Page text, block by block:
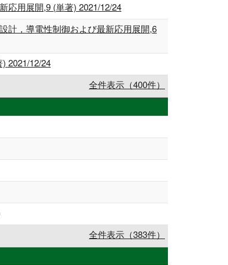
応用展開,9 (単著) 2021/12/24
計，導電性制御および最新応用展開,6
2021/12/24
全件表示（400件）
全件表示（383件）